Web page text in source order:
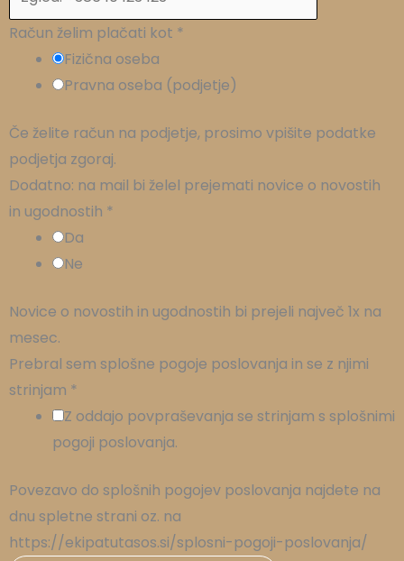
Račun želim plačati kot *
Fizična oseba
Pravna oseba (podjetje)
Če želite račun na podjetje, prosimo vpišite podatke
podjetja zgoraj.
Dodatno: na mail bi želel prejemati novice o novostih
in ugodnostih *
Da
Ne
Novice o novostih in ugodnostih bi prejeli največ 1x na
mesec.
Prebral sem splošne pogoje poslovanja in se z njimi
strinjam *
Z oddajo povpraševanja se strinjam s splošnimi
pogoji poslovanja.
Povezavo do splošnih pogojev poslovanja najdete na
dnu spletne strani oz. na
https://ekipatutasos.si/splosni-pogoji-poslovanja/